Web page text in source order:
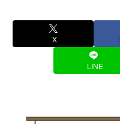
X
LINE